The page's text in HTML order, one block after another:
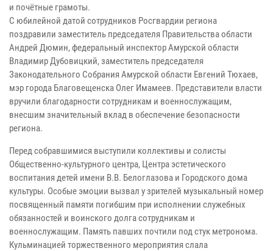
и почётные грамоты.
С юбилейной датой сотрудников Росгвардии региона
поздравили заместитель председателя Правительства области
Андрей Дюмин, федеральный инспектор Амурской области
Владимир Дубовицкий, заместитель председателя
Законодательного Собрания Амурской области Евгений Тюхаев,
мэр города Благовещенска Олег Имамеев. Представители власти
вручили благодарности сотрудникам и военнослужащим,
внесшим значительный вклад в обеспечение безопасности
региона.
Перед собравшимися выступили коллективы и солисты
Общественно-культурного центра, Центра эстетического
воспитания детей имени В.В. Белоглазова и Городского дома
культуры. Особые эмоции вызвал у зрителей музыкальный номер
посвященный памяти погибшим при исполнении служебных
обязанностей и воинского долга сотрудникам и
военнослужащим. Память павших почтили под стук метронома.
Кульминацией торжественного мероприятия слала